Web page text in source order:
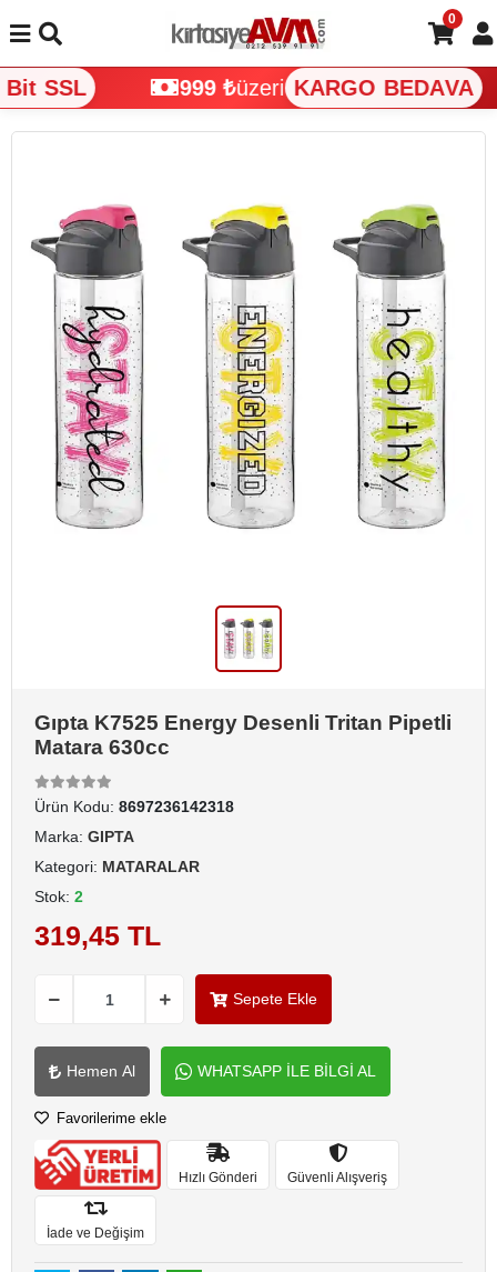
SSL 999 ₺ üzeri KARGO BEDAVA
0
Gıpta K7525 Energy Desenli Tritan Pipetli
Matara 630cc
Ürün Kodu: 8697236142318
Marka: GIPTA
Kategori: MATARALAR
Stok: 2
319,45 TL
Sepete Ekle
Hemen Al WHATSAPP İLE BİLGİ AL
Favorilerime ekle
Hızlı Gönderi Güvenli Alışveriş
İade ve Değişim